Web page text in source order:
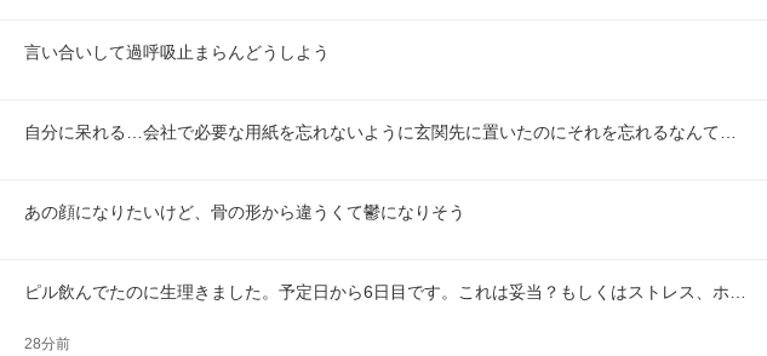
言い合いして過呼吸止まらんどうしよう
自分に呆れる…会社で必要な用紙を忘れないように玄関先に置いたのにそれを忘れるなんて…
あの顔になりたいけど、骨の形から違うくて鬱になりそう
ピル飲んでたのに生理きました。予定日から6日目です。これは妥当？もしくはストレス、ホ…
28分前